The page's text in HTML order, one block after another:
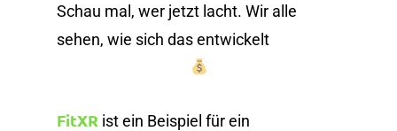
Schau mal, wer jetzt lacht. Wir alle
sehen, wie sich das entwickelt
FitXR ist ein Beispiel für ein